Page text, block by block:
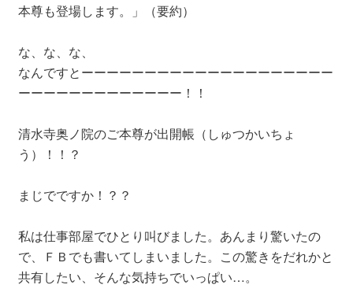
本尊も登場します。」（要約）
な、な、な、
なんですとーーーーーーーーーーーーーーーーーーーー
ーーーーーーーーーーーーー！！
清水寺奥ノ院のご本尊が出開帳（しゅつかいちょ
う）！！？
まじでですか！？？
私は仕事部屋でひとり叫びました。あんまり驚いたの
で、ＦＢでも書いてしまいました。この驚きをだれかと
共有したい、そんな気持ちでいっぱい…。